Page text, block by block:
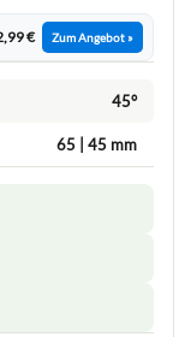
€ Zum Angebot »
45°
65 | 45 mm